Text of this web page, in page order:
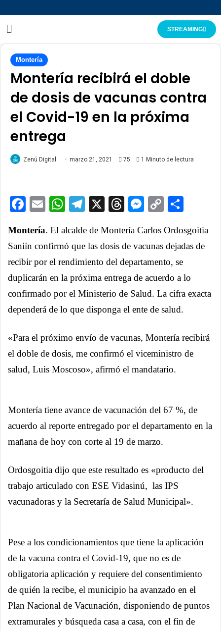
STREAMING
Montería
Montería recibirá el doble
de dosis de vacunas contra
el Covid-19 en la próxima
entrega
Zenú Digital marzo 21, 2021 75 1 Minuto de lectura
Facebook
EmailWhatsApp
Telegram
X ThreadsCopy
Montería. El alcalde de Montería Carlos Ordosgoitia
Saniín confirmó que las dosis de vacunas dejadas de
recibir por el rendimiento del departamento, se
duplicarán en la próxima entrega de acuerdo a lo
confirmado por el Ministerio de Salud. La cifra exacta
dependerá de lo que disponga el ente de salud.
«Para el próximo envío de vacunas, Montería recibirá
el doble de dosis, me confirmó el viceministro de
salud, Luis Moscoso», afirmó el mandatario.
Montería tiene avance de vacunación del 67 %, de
acuerdo al reporte entregado por el departamento en la
mañana de hoy con corte al 19 de marzo.
Ordosgoitia dijo que este resultado es «producto del
trabajo articulado con ESE Vidasinú, las IPS
vacunadoras y la Secretaría de Salud Municipal».
Pese a los condicionamientos que tiene la aplicación
de la vacuna contra el Covid-19, que no es de
obligatoria aplicación y requiere del consentimiento
de quién la recibe, el municipio ha avanzado en el
Plan Nacional de Vacunación, disponiendo de puntos
extramurales y búsqueda casa a casa, con el fin de